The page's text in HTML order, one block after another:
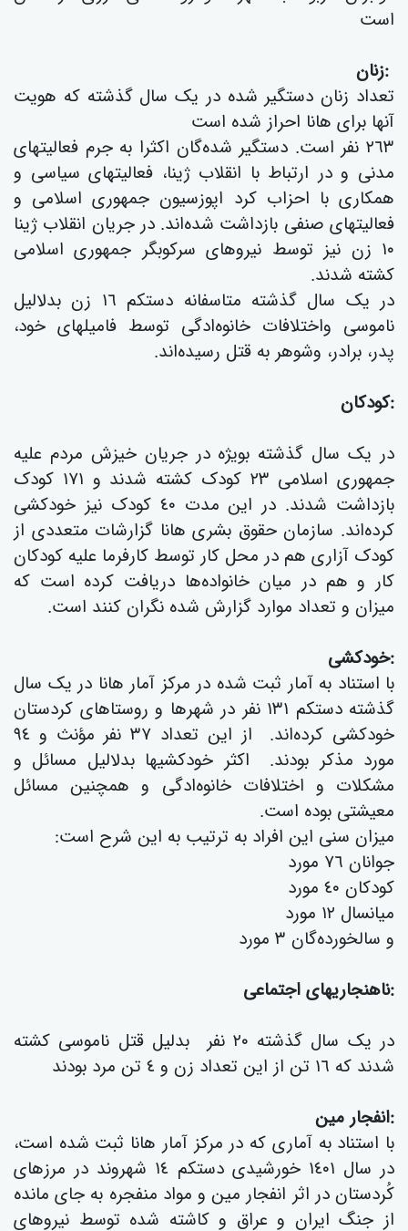
است
:زنان
تعداد زنان دستگیر شدە در یک سال گذشتە کە هویت
آنها برای هانا احراز شدە است
٢٦٣ نفر است. دستگیر شدەگان اکثرا بە جرم فعالیتهای
مدنی و در ارتباط با انقلاب ژینا، فعالیتهای سیاسی و
همکاری با احزاب کرد اپوزسیون جمهوری اسلامی و
فعالیتهای صنفی بازداشت شدەاند. در جریان انقلاب ژینا
١٠ زن نیز توسط نیروهای سرکوبگر جمهوری اسلامی
کشتە شدند.
در یک سال گذشتە متاسفانە دستکم ١٦ زن بدلالیل
ناموسی واختلافات خانوەادگی توسط فامیلهای خود،
پدر، برادر، وشوهر بە قتل رسیدەاند.
:کودکان
در یک سال گذشتە بویژە در جریان خیزش مردم علیە
جمهوری اسلامی ٢٣ کودک کشتە شدند و ١٧١ کودک
بازداشت شدند. در این مدت ٤٠ کودک نیز خودکشی
کردەاند. سازمان حقوق بشری هانا گزارشات متعددی از
کودک آزاری هم در محل کار توسط کارفرما علیە کودکان
کار و هم در میان خانوادەها دریافت کردە است کە
میزان و تعداد موارد گزارش شدە نگران کنند است.
:خودکشی
با استناد بە آمار ثبت شدە در مرکز آمار هانا در یک سال
گذشتە دستکم ١٣١ نفر در شهرها و روستاهای کردستان
خودکشی کردەاند. از این تعداد ٣٧ نفر مؤنث و ٩٤
مورد مذكر بودند. اکثر خودکشیها بدلالیل مسائل و
مشكلات و اختلافات خانوەادگی و همچنین مسائل
معیشتی بودە است.
میزان سنی این افراد بە ترتیب بە این شرح است:
جوانان ٧٦ مورد
کودکان ٤٠ مورد
میانسال ١٢ مورد
و سالخوردەگان ٣ مورد
:ناهنجاریهای اجتماعی
در یک سال گذشتە ٢٠ نفر بدليل قتل ناموسی کشتە
شدند کە ١٦ تن از این تعداد زن و ٤ تن مرد بودند
:انفجار مین
با استناد به آماری کە در مرکز آمار هانا ثبت شدە است،
در سال ١٤٠١ خورشیدی دستکم ١٤ شهروند در مرزهای
کُردستان در اثر انفجار مین و مواد منفجره به جای مانده
از جنگ ایران و عراق و کاشتە شدە توسط نیروهای